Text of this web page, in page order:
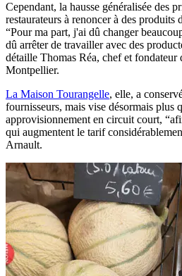
Cependant, la hausse généralisée des
restaurateurs à renoncer à des produits
“Pour ma part, j'ai dû changer
dû arrêter de travailler avec des
détaille Thomas Réa, chef et fondateur
Montpellier.
La Maison Tourangelle, elle, a
fournisseurs, mais vise désormais plus
approvisionnement en circuit court,
qui augmentent le tarif
Arnault.